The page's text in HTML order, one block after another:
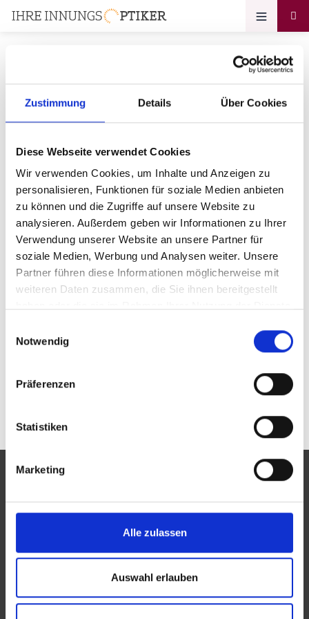
Zustimmung Details Über Cookies
Diese Webseite verwendet Cookies
Wir verwenden Cookies, um Inhalte und Anzeigen zu
personalisieren, Funktionen für soziale Medien anbieten
zu können und die Zugriffe auf unsere Website zu
analysieren. Außerdem geben wir Informationen zu Ihrer
Verwendung unserer Website an unsere Partner für
soziale Medien, Werbung und Analysen weiter. Unsere
Partner führen diese Informationen möglicherweise mit
weiteren Daten zusammen, die Sie ihnen bereitgestellt
Notwendig
Präferenzen
Statistiken
Marketing
Alle zulassen
Auswahl erlauben
Ihr Zugang zum
Fielmann AG & Co. oHG
Bitte geben Sie Ihr Passwort ein:
allgemeinen Suche.
Eine Aktion des Zentralverbandes der Augenoptiker und
Der ZVA ist ein Bundesinnungsverband, seine Mitglieder
sind die Landesinnungsverbände und Landesinnungen
des Augenoptikerhandwerks.